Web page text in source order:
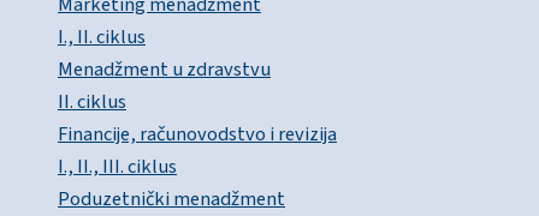
I., II. ciklus
Menadžment u zdravstvu
II. ciklus
Financije, računovodstvo i revizija
I., II., III. ciklus
Poduzetnički menadžment